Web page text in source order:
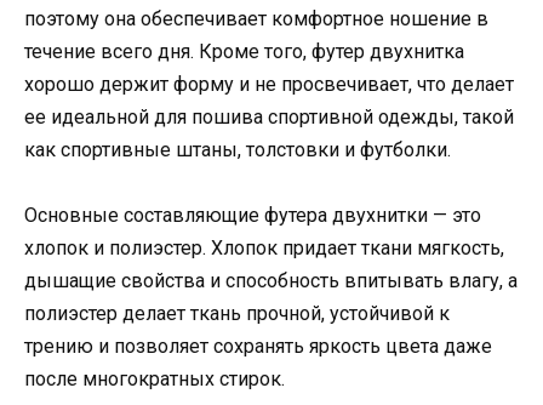
поэтому она обеспечивает комфортное ношение в
течение всего дня. Кроме того, футер двухнитка
хорошо держит форму и не просвечивает, что делает
ее идеальной для пошива спортивной одежды, такой
как спортивные штаны, толстовки и футболки.
Основные составляющие футера двухнитки — это
хлопок и полиэстер. Хлопок придает ткани мягкость,
дышащие свойства и способность впитывать влагу, а
полиэстер делает ткань прочной, устойчивой к
трению и позволяет сохранять яркость цвета даже
после многократных стирок.